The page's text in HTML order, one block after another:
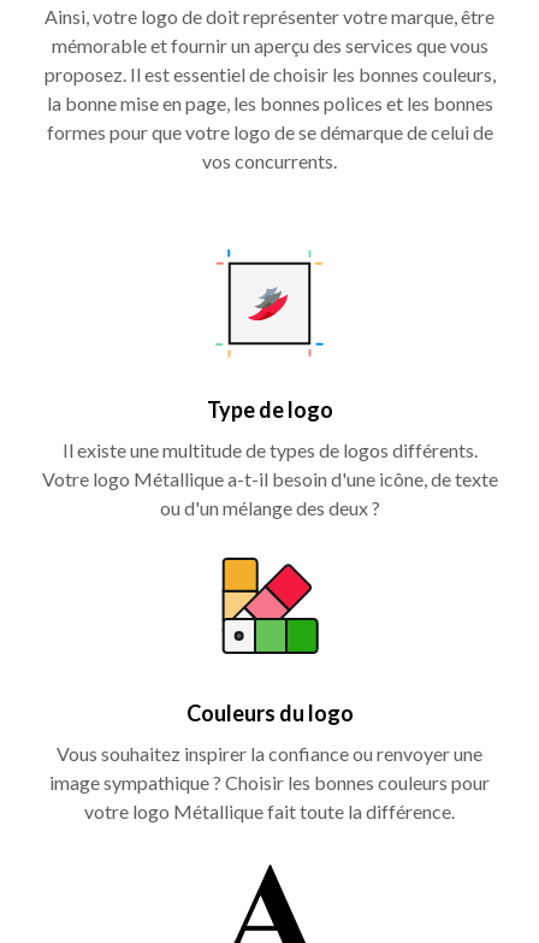
Ainsi, votre logo de doit représenter votre marque, être
mémorable et fournir un aperçu des services que vous
proposez. Il est essentiel de choisir les bonnes couleurs,
la bonne mise en page, les bonnes polices et les bonnes
formes pour que votre logo de se démarque de celui de
vos concurrents.
Type de logo
Il existe une multitude de types de logos différents.
Votre logo Métallique a-t-il besoin d'une icône, de texte
ou d'un mélange des deux ?
Couleurs du logo
Vous souhaitez inspirer la confiance ou renvoyer une
image sympathique ? Choisir les bonnes couleurs pour
votre logo Métallique fait toute la différence.